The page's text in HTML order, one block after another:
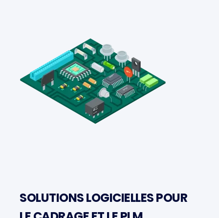
SOLUTIONS LOGICIELLES POUR